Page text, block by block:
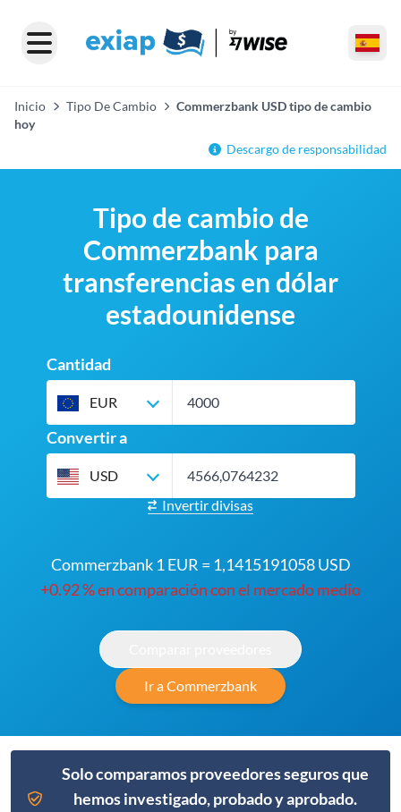
Inicio Tipo De Cambio
Commerzbank USD tipo de cambio
hoy
Descargo de responsabilidad
Tipo de cambio de
Commerzbank para
transferencias en dólar
estadounidense
Cantidad
EUR
Convertir a
USD
Invertir divisas
Commerzbank 1 EUR = 1,1415191058 USD
+0.92 % en comparación con el mercado medio
Ir a Commerzbank
Solo comparamos proveedores seguros que
hemos investigado, probado y aprobado.